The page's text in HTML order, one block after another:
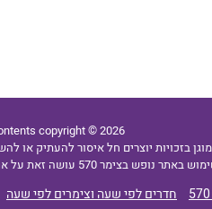
copyright © 2026
חדרים לפי שעה וצימרים לפי שעה